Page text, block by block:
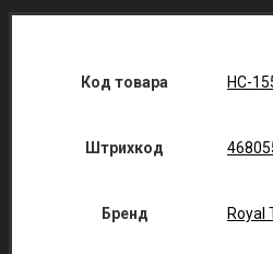
Код товара НС-
Штрихкод
Бренд Royal